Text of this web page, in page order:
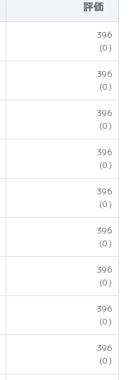
評価
396
(0)
396
(0)
396
(0)
396
(0)
396
(0)
396
(0)
396
(0)
396
(0)
396
(0)